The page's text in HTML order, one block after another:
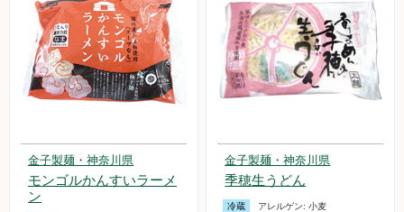
金子製麺・神奈川県
モンゴルかんすいラーメ
ン
金子製麺・神奈川県
季穂生うどん
冷蔵 アレルゲン:小麦